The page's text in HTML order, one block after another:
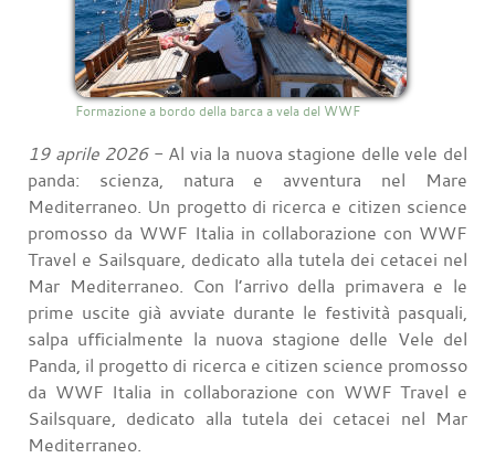
Formazione a bordo della barca a vela del WWF
19 aprile 2026- Al via la nuova stagione delle vele del
panda: scienza, natura e avventura nel Mare
Mediterraneo. Un progetto di ricerca e citizen science
promosso da WWF Italia in collaborazione con WWF
Travel e Sailsquare, dedicato alla tutela dei cetacei nel
Mar Mediterraneo. Con l’arrivo della primavera e le
prime uscite già avviate durante le festività pasquali,
salpa ufficialmente la nuova stagione delle Vele del
Panda, il progetto di ricerca e citizen science promosso
da WWF Italia in collaborazione con WWF Travel e
Sailsquare, dedicato alla tutela dei cetacei nel Mar
Mediterraneo.